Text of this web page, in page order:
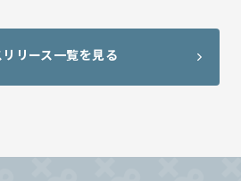
リース一覧を見る